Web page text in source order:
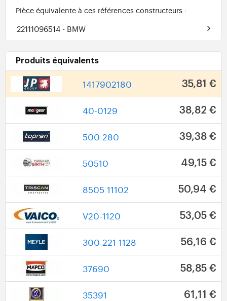
Pièce équivalente à ces références constructeurs :
22111096514 - BMW
Produits équivalents
1417902180 35,81 €
40-0129 38,82 €
500 280 39,38 €
50510 49,15 €
8505 11102 50,94 €
V20-1120 53,05 €
300 221 1128 56,16 €
37690 58,85 €
35391 61,11 €